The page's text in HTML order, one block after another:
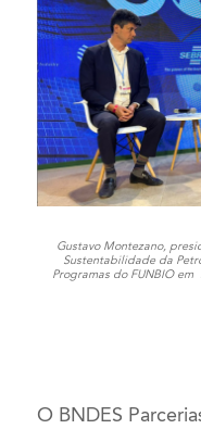
Gustavo Montezano,
Sustentabilidade da
Programas do FUNBIO em
O BNDES